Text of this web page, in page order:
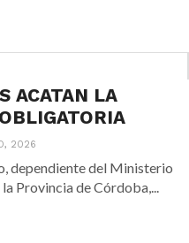
ACATAN LA
2026
dependiente del Ministerio
Provincia de Córdoba,...